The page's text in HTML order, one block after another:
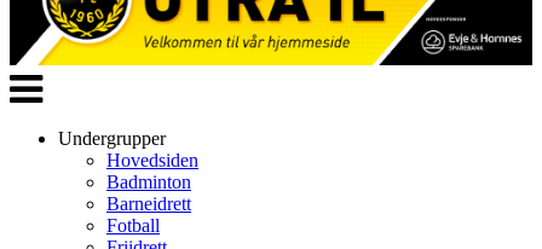
Veksle
navigasjon
Undergrupper
Hovedsiden
Badminton
Barneidrett
Fotball